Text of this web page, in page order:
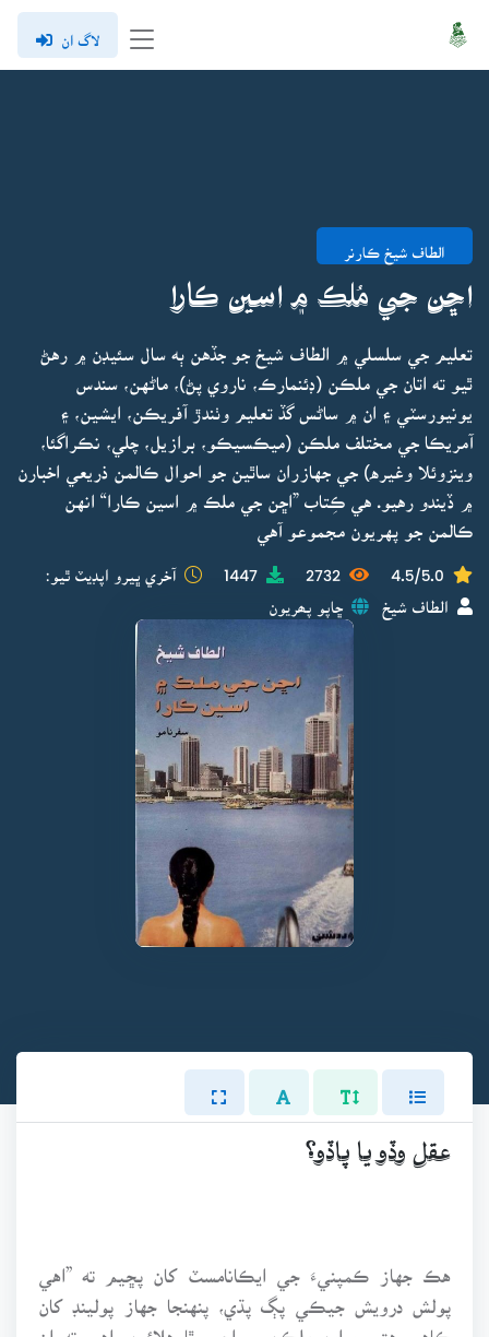
لاگ ان
الطاف شيخ ڪارنر
اڇن جي مُلڪ ۾ اسين ڪارا
تعليم جي سلسلي ۾ الطاف شيخ جو جڏهن ٻه سال سئيڊن ۾ رهڻ
ٿيو ته اتان جي ملڪن (ڊئنمارڪ، ناروي پڻ)، ماڻهن، سندس
يونيورسٽي ۽ ان ۾ ساڻس گڏ تعليم وٺندڙ آفريڪن، ايشين، ۽
آمريڪا جي مختلف ملڪن (ميڪسيڪو، برازيل، چلي، نڪراگئا،
وينزوئلا وغيره) جي جهازران ساٿين جو احوال ڪالمن ذريعي اخبارن
۾ ڏيندو رهيو. هي ڪِتاب ”اڇن جي ملڪ ۾ اسين ڪارا“ انهن
ڪالمن جو پهريون مجموعو آهي
4.5/5.0
2732
1447 آخري ڀيرو اپڊيٽ ٿيو:
الطاف شيخ ڇاپو پھريون
عقل وڏو يا پاڏو؟
هڪ جهاز ڪمپنيءَ جي ايڪانامسٽ کان پڇيم ته ”اهي
پولش درويش جيڪي پڳ پڌي، پنهنجا جهاز پولينڊ کان
ڪاهي هتي پراين ملڪن ۾ اچيو ٿا هلائين، اهي ته ان